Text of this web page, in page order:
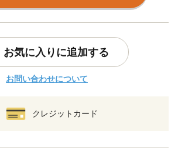
お気に入りに追加する
お問い合わせについて
クレジットカード